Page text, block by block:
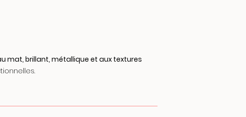
mat, brillant, métallique et aux textures